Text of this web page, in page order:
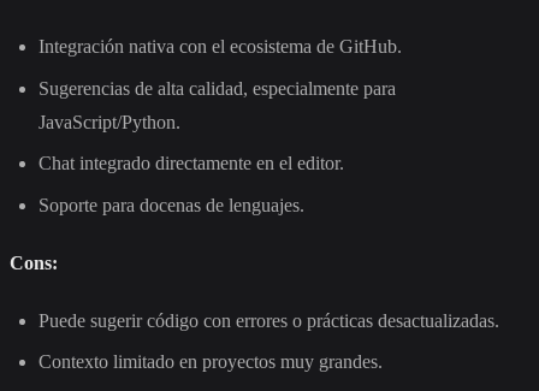
Integración nativa con el ecosistema de GitHub.
Sugerencias de alta calidad, especialmente para
JavaScript/Python.
Chat integrado directamente en el editor.
Soporte para docenas de lenguajes.
Cons:
Puede sugerir código con errores o prácticas desactualizadas.
Contexto limitado en proyectos muy grandes.